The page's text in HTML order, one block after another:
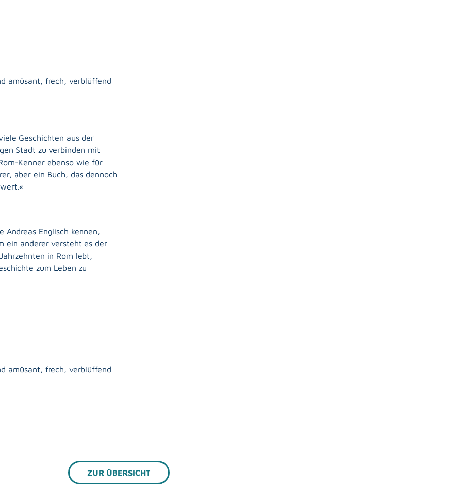
amüsant, frech, verblüffend
Geschichten aus der
Stadt zu verbinden mit
Kenner ebenso wie für
aber ein Buch, das dennoch
Andreas Englisch kennen,
ein anderer versteht es der
in Rom lebt,
zum Leben zu
amüsant, frech, verblüffend
ZUR ÜBERSICHT